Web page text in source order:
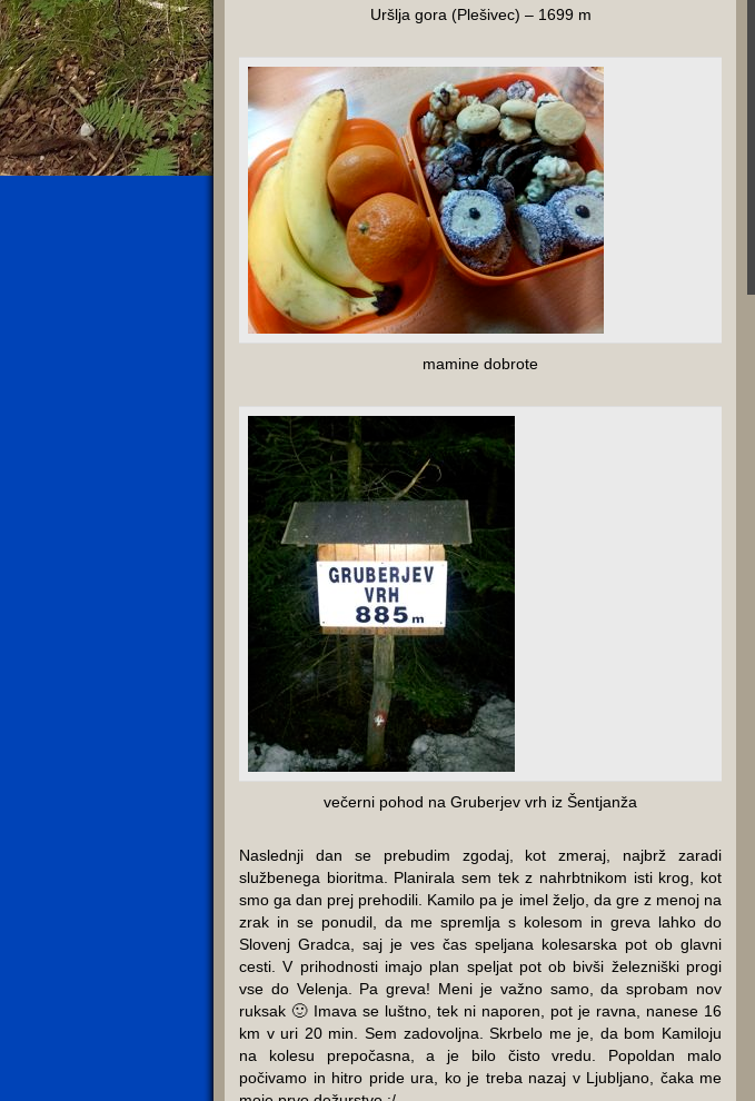
Uršlja gora (Plešivec) – 1699 m
mamine dobrote
večerni pohod na Gruberjev vrh iz Šentjanža
Naslednji dan se prebudim zgodaj, kot zmeraj, najbrž zaradi
službenega bioritma. Planirala sem tek z nahrbtnikom isti krog, kot
smo ga dan prej prehodili. Kamilo pa je imel željo, da gre z menoj na
zrak in se ponudil, da me spremlja s kolesom in greva lahko do
Slovenj Gradca, saj je ves čas speljana kolesarska pot ob glavni
cesti. V prihodnosti imajo plan speljat pot ob bivši železniški progi
vse do Velenja. Pa greva! Meni je važno samo, da sprobam nov
ruksak 🙂 Imava se luštno, tek ni naporen, pot je ravna, nanese 16
km v uri 20 min. Sem zadovoljna. Skrbelo me je, da bom Kamiloju
na kolesu prepočasna, a je bilo čisto vredu. Popoldan malo
počivamo in hitro pride ura, ko je treba nazaj v Ljubljano, čaka me